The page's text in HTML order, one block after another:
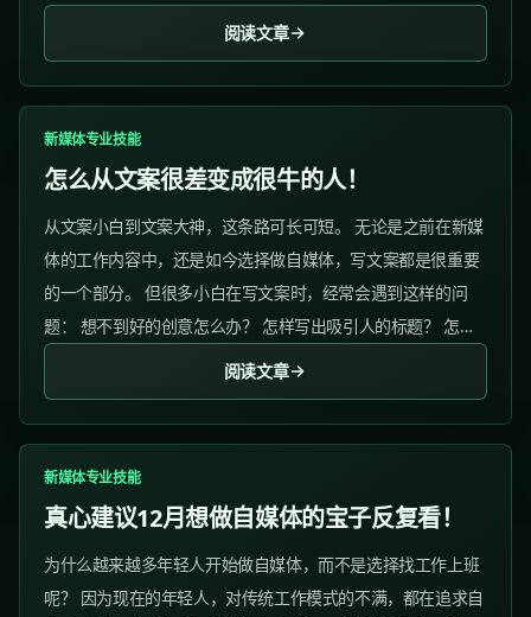
标? 1）确定你想要做的领域...
阅读文章
新媒体专业技能
怎么从文案很差变成很牛的人！
从文案小白到文案大神，这条路可长可短。 无论是之前在新媒
体的工作内容中，还是如今选择做自媒体，写文案都是很重要
的一个部分。 但很多小白在写文案时，经常会遇到这样的问
题： 想不到好的创意怎么办？ 怎样写出吸引人的标题？ 怎样
提高文案的说服力？ 长文案与短文案要怎么选？...
阅读文章
新媒体专业技能
真心建议12月想做自媒体的宝子反复看！
为什么越来越多年轻人开始做自媒体，而不是选择找工作上班
呢？ 因为现在的年轻人，对传统工作模式的不满，都在追求自